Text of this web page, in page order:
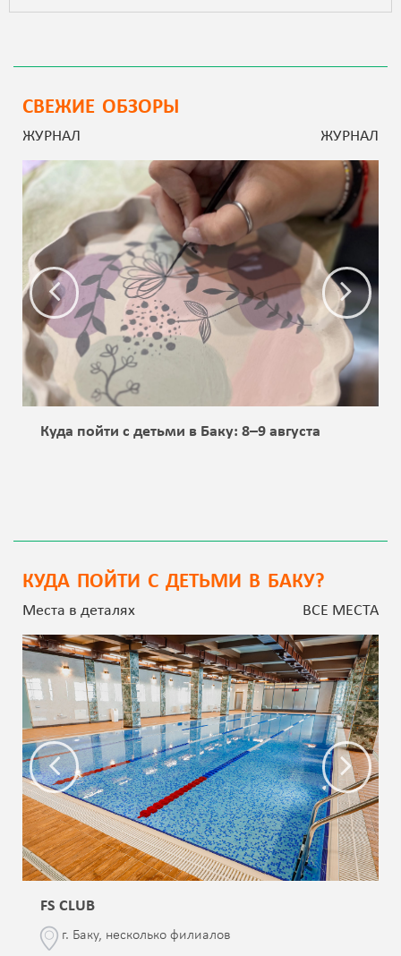
СВЕЖИЕ ОБЗОРЫ
ЖУРНАЛ ЖУРНАЛ
Куда пойти с детьми в Баку: 8–9 августа
КУДА ПОЙТИ С ДЕТЬМИ В БАКУ?
Места в деталях ВСЕ МЕСТА
FS CLUB
г. Баку, несколько филиалов